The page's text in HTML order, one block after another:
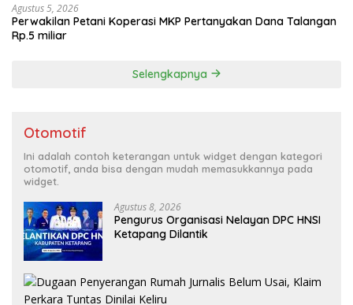
Agustus 5, 2026
Perwakilan Petani Koperasi MKP Pertanyakan Dana Talangan
Rp.5 miliar
Selengkapnya
Otomotif
Ini adalah contoh keterangan untuk widget dengan kategori
otomotif, anda bisa dengan mudah memasukkannya pada
widget.
Agustus 8, 2026
Pengurus Organisasi Nelayan DPC HNSI
Ketapang Dilantik